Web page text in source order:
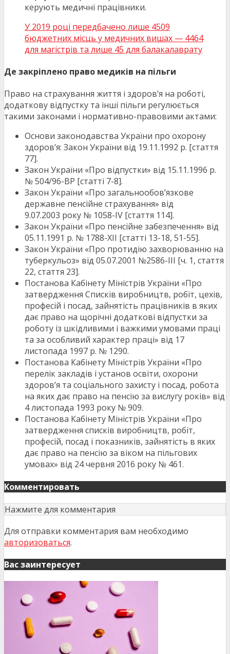
керують медичні працівники.
У 2019 році передбачено лише 4509
бюджетних місць у медичних вишах — 4464
для магістрів та лише 45 для балакалаврату
Де закріплено право медиків на пільги
Право на страхування життя і здоров’я на роботі,
додаткову відпустку та інші пільги регулюється
такими законами і нормативно-правовими актами:
Основи законодавства України про охорону
здоров’я: Закон України від 19.11.1992 р. [стаття
77].
Закон України «Про відпустки» від 15.11.1996 р.
№ 504/96-ВР [статті 7-8].
Закон України «Про загальнообов’язкове
державне пенсійне страхування» від
9.07.2003 року № 1058-IV [стаття 114].
Закон України «Про пенсійне забезпечення» від
05.11.1991 р. № 1788-ХІІ [статті 13-18, 51-55].
Закон України «Про протидію захворюванню на
туберкульоз» від 05.07.2001 №2586-III [ч. 1, стаття
22, стаття 23].
Постанова Кабінету Міністрів України «Про
затвердження Списків виробництв, робіт, цехів,
професій і посад, зайнятість працівників в яких
дає право на щорічні додаткові відпустки за
роботу із шкідливими і важкими умовами праці
та за особливий характер праці» від 17
листопада 1997 р. № 1290.
Постанова Кабінету Міністрів України «Про
перелік закладів і установ освіти, охорони
здоров’я та соціального захисту і посад, робота
на яких дає право на пенсію за вислугу років» від
4 листопада 1993 року № 909.
Постанова Кабінету Міністрів України «Про
затвердження списків виробництв, робіт,
професій, посад і показників, зайнятість в яких
дає право на пенсію за віком на пільгових
умовах» від 24 червня 2016 року № 461.
Комментировать
Нажмите для комментария
Для отправки комментария вам необходимо
авторизоваться.
Вас заинтересует